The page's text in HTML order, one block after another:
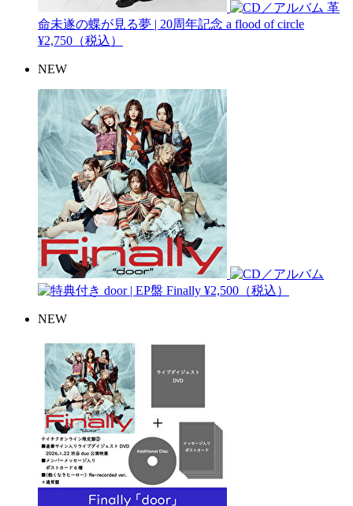
革
命未遂の蝶が見る夢 | 20周年記念 a flood of circle
¥2,750（税込）
NEW
door | EP盤 Finally ¥2,500（税込）
NEW